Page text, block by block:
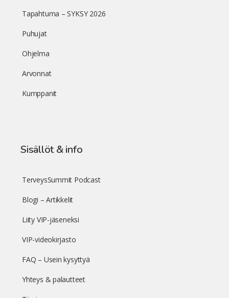
Tapahtuma – SYKSY 2026
Puhujat
Ohjelma
Arvonnat
Kumppanit
Sisällöt & info
TerveysSummit Podcast
Blogi – Artikkelit
Liity VIP-jäseneksi
VIP-videokirjasto
FAQ – Usein kysyttyä
Yhteys & palautteet